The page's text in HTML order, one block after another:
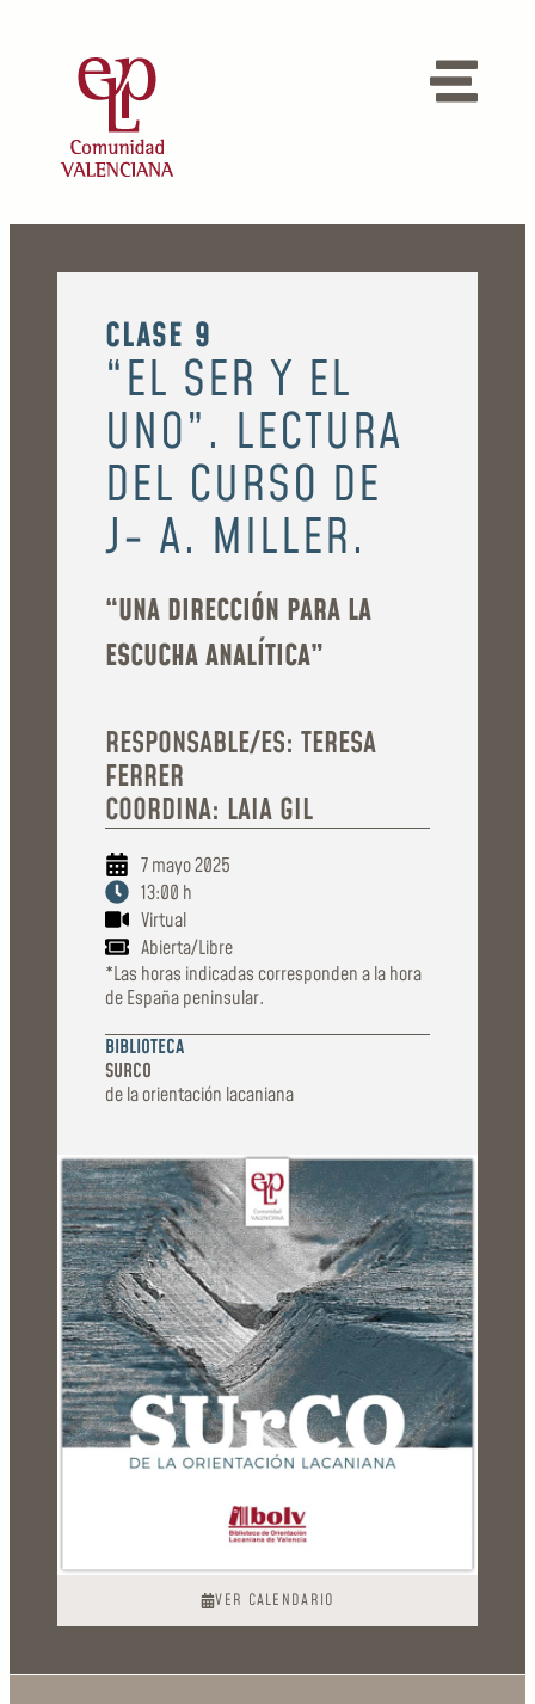
VER CALENDARIO
CLASE 9
“EL SER Y EL
UNO”. LECTURA
DEL CURSO DE
J- A. MILLER.
“UNA DIRECCIÓN PARA LA
ESCUCHA ANALÍTICA”
RESPONSABLE/ES: TERESA
FERRER
COORDINA: LAIA GIL
7 mayo 2025
13:00 h
Virtual
Abierta/Libre
*Las horas indicadas corresponden a la hora
de España peninsular.
BIBLIOTECA
SURCO
de la orientación lacaniana